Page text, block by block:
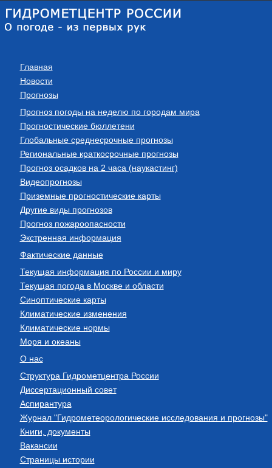
Главная
Новости
Прогнозы
Прогноз погоды на неделю по городам мира
Прогностические бюллетени
Глобальные среднесрочные прогнозы
Региональные краткосрочные прогнозы
Прогноз осадков на 2 часа (наукастинг)
Видеопрогнозы
Приземные прогностические карты
Другие виды прогнозов
Прогноз пожароопасности
Экстренная информация
Фактические данные
Текущая информация по России и миру
Текущая погода в Москве и области
Синоптические карты
Климатические изменения
Климатические нормы
Моря и океаны
О нас
Структура Гидрометцентра России
Диссертационный совет
Аспирантура
Журнал "Гидрометеорологические исследования и прогнозы"
Книги, документы
Вакансии
Страницы истории